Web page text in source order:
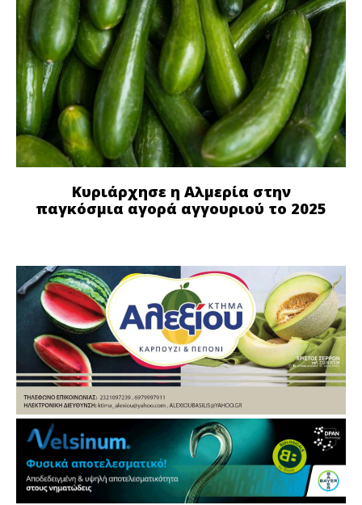
Κυριάρχησε η Αλμερία στην
παγκόσμια αγορά αγγουριού το 2025